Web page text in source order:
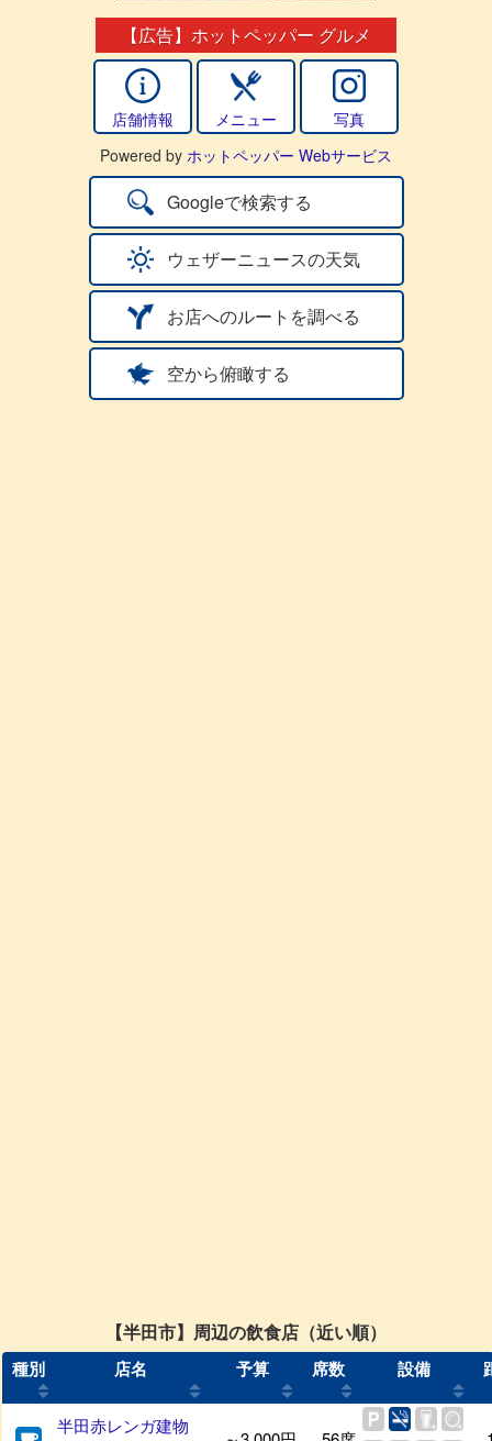
【広告】ホットペッパー グルメ
店舗情報 メニュー
写真
Powered by ホットペッパー Webサービス
Googleで検索する
ウェザーニュースの天気
お店へのルートを調べる
空から俯瞰する
【半田市】周辺の飲食店（近い順）
種別 店名 予算 席数 設備
半田赤レンガ建物